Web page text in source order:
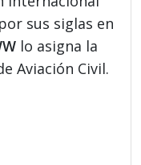
sus siglas en
lo asigna la
Aviación Civil.